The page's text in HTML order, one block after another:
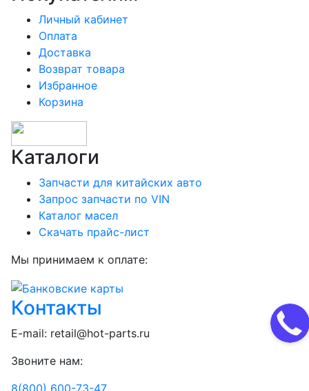
Личный кабинет
Оплата
Доставка
Возврат товара
Избранное
Корзина
Каталоги
Запчасти для китайских авто
Запрос запчасти по VIN
Каталог масел
Скачать прайс-лист
Мы принимаем к оплате:
Контакты
E-mail: retail@hot-parts.ru
Звоните нам:
8(800) 600-73-47